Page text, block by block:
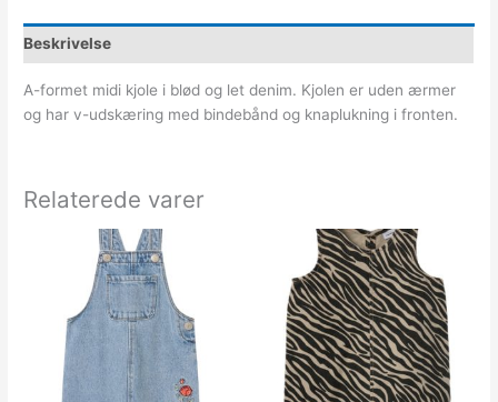
Beskrivelse
A-formet midi kjole i blød og let denim. Kjolen er uden ærmer
og har v-udskæring med bindebånd og knaplukning i fronten.
Relaterede varer